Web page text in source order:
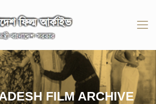
FILM ARCHIVE